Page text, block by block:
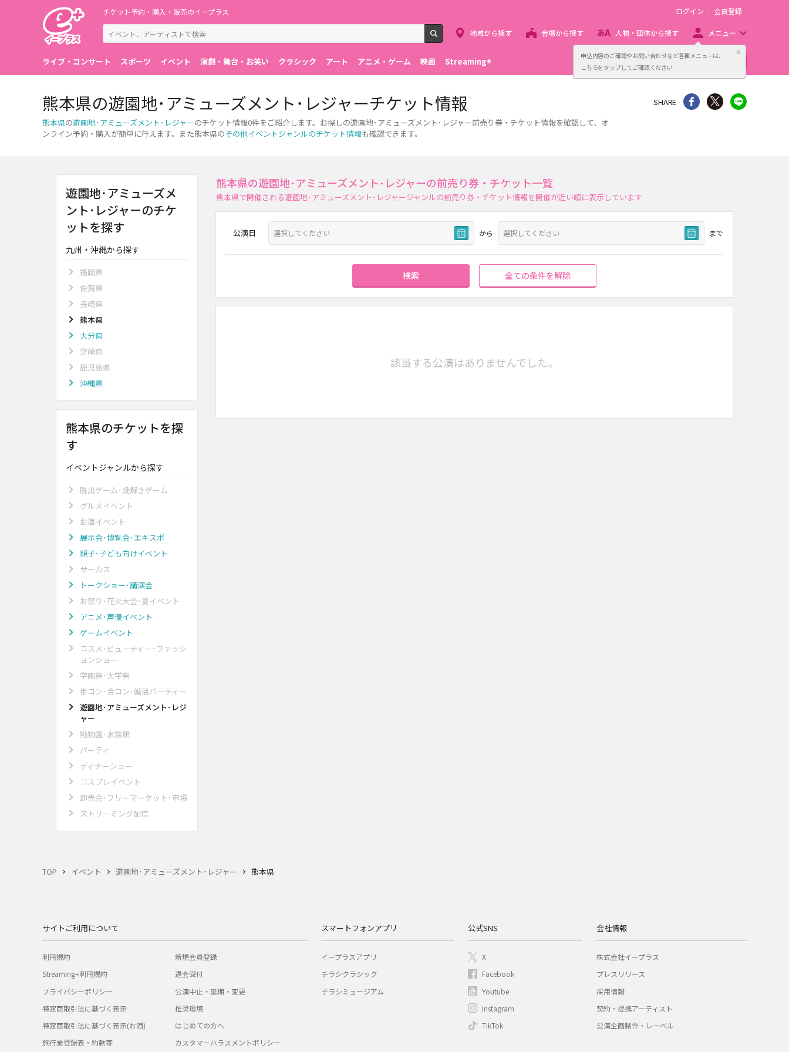
申込内容のご確認やお問い合わせなど各種メニューは、
こちらをタップしてご確認ください
閉じる
チケット予約・購入・販売のイープラス
検索
ログイン 会員登録
地域から探す 会場から探す 人物・団体から探す メニュー
ライブ・コンサート スポーツ イベント 演劇・舞台・お笑い クラシック アート アニメ・ゲーム 映画 Streaming+ 主催者向け販売サービス
TOP イベント 遊園地･アミューズメント･レジャー 熊本県
熊本県の遊園地･アミューズメント･レジャーチケット情報
熊本県の遊園地･アミューズメント･レジャーのチケット情報0件をご紹介します。お探しの遊園地･アミューズメント･レジャー前売り券・チケット情報を確認して、オ
ンライン予約・購入が簡単に行えます。また熊本県のその他イベントジャンルのチケット情報も確認できます。
SHARE シェア Twitter
熊本県の遊園地･アミューズメント･レジャーの前売り券・チケット一覧
熊本県で開催される遊園地･アミューズメント･レジャージャンルの前売り券・チケット情報を開催が近い順に表示しています
公演日 から まで
検索 全ての条件を解除
該当する公演はありませんでした。
遊園地･アミューズメ
ント･レジャーのチケ
ットを探す
九州・沖縄から探す
福岡県
佐賀県
長崎県
熊本県
大分県
宮崎県
鹿児島県
沖縄県
熊本県のチケットを探
す
イベントジャンルから探す
脱出ゲーム･謎解きゲーム
グルメイベント
お酒イベント
展示会･博覧会･エキスポ
親子･子ども向けイベント
サーカス
トークショー･講演会
お祭り･花火大会･夏イベント
アニメ･声優イベント
ゲームイベント
コスメ･ビューティー･ファッシ
ョンショー
学園祭･大学祭
街コン･合コン･婚活パーティー
遊園地･アミューズメント･レジ
ャー
動物園･水族館
パーティ
ディナーショー
コスプレイベント
即売会･フリーマーケット･市場
ストリーミング配信
サイトご利用について
利用規約
Streaming+利用規約
プライバシーポリシー
特定商取引法に基づく表示
特定商取引法に基づく表示(お酒)
旅行業登録表・約款等
新規会員登録
退会受付
公演中止・延期・変更
推奨環境
はじめての方へ
カスタマーハラスメントポリシー
スマートフォンアプリ
イープラスアプリ
チラシクラシック
チラシミュージアム
公式SNS
X
Facebook
Youtube
Instagram
TikTok
会社情報
株式会社イープラス
プレスリリース
採用情報
契約・提携アーティスト
公演企画制作・レーベル